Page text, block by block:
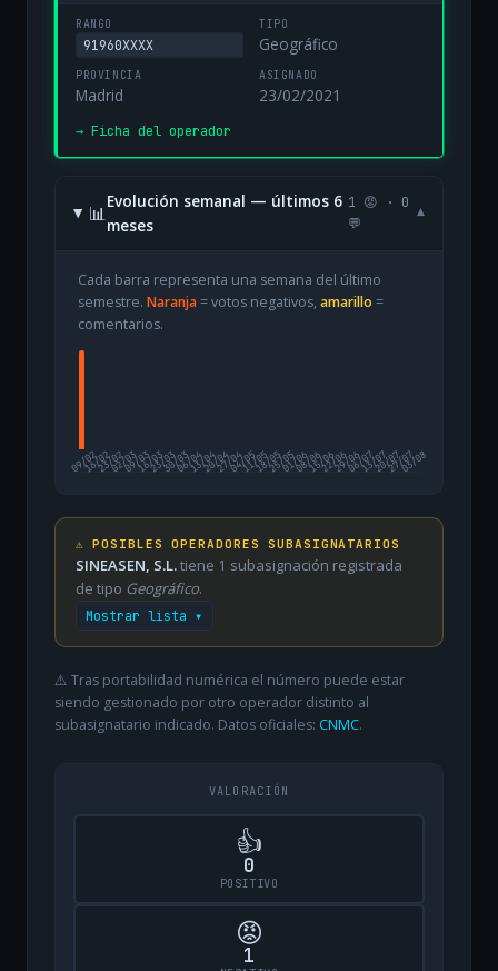
RANGO
91960XXXX
TIPO
Geográfico
PROVINCIA
Madrid
ASIGNADO
23/02/2021
→ Ficha del operador
📊
Evolución semanal — últimos 6
meses
1 😡 · 0
💬
▾
Cada barra representa una semana del último
semestre. Naranja= votos negativos, amarillo =
comentarios.
09/02
16/0223/0202/0309/0316/0323/0330/0306/0413/0420/0427/0404/0511/0518/0525/0501/0608/0615/0622/0629/0606/0713/0720/0727/07
03/08
⚠️ POSIBLES OPERADORES SUBASIGNATARIOS
SINEASEN, S.L.tiene 1 subasignación registrada
de tipo Geográfico.
Mostrar lista ▾
⚠️ Tras portabilidad numérica el número puede estar
siendo gestionado por otro operador distinto al
subasignatario indicado. Datos oficiales: CNMC.
VALORACIÓN
👍
0
POSITIVO
😡
1